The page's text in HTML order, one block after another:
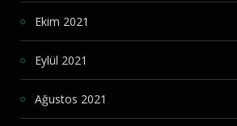
Ekim 2021
Eylül 2021
Ağustos 2021